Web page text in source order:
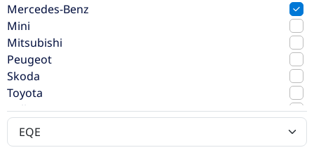
Mercedes-Benz
Mini
Mitsubishi
Peugeot
Skoda
Toyota
Volkswagen
Volvo